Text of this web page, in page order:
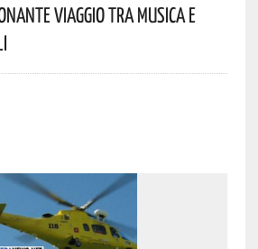
Viaggio Tra Musica E